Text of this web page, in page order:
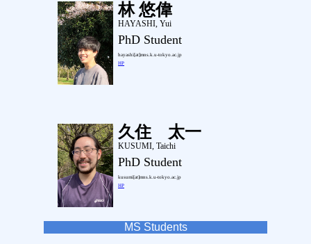
林 悠偉
HAYASHI, Yui
PhD Student
hayashi[at]mns.k.u-tokyo.ac.jp
HP
久住 太一
KUSUMI, Taichi
PhD Student
kusumi[at]mns.k.u-tokyo.ac.jp
HP
MS Students